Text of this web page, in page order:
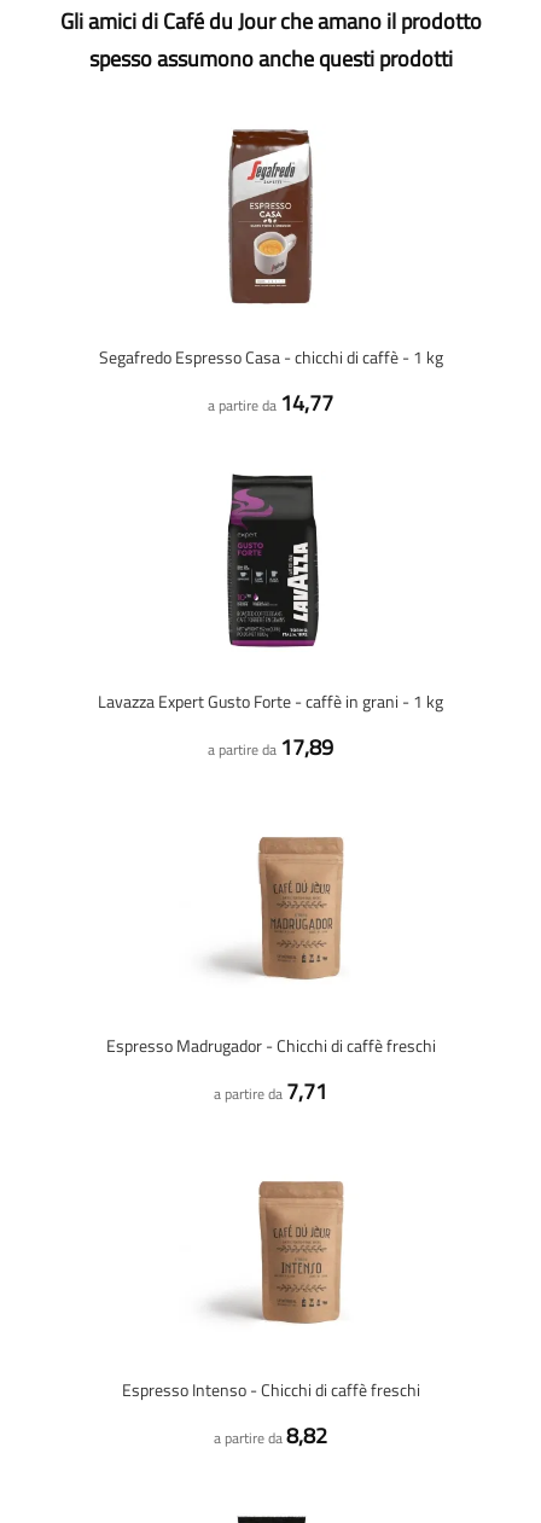
Gli amici di Café du Jour che amano il prodotto
spesso assumono anche questi prodotti
Segafredo Espresso Casa - chicchi di caffè - 1 kg
a partire da 14,77
Lavazza Expert Gusto Forte - caffè in grani - 1 kg
a partire da 17,89
Espresso Madrugador - Chicchi di caffè freschi
a partire da 7,71
Espresso Intenso - Chicchi di caffè freschi
a partire da8,82